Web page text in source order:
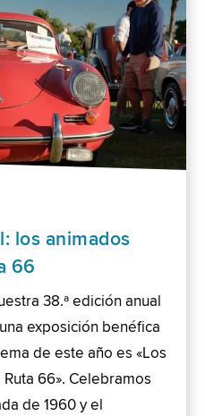
los animados
66
38.ª edición anual
exposición benéfica
de este año es «Los
66». Celebramos
de 1960 y el